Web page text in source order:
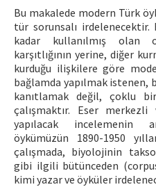
Bu makalede modern Türk
tür sorunsalı
kadar kullanılmış olan
karşıtlığının yerine, diğer
kurduğu ilişkilere göre
bağlamda yapılmak istenen,
kanıtlamak değil, çoklu
çalışmaktır. Eser
yapılacak incelemenin
öykümüzün 1890-1950
çalışmada, biyolojinin
gibi ilgili bütünceden
kimi yazar ve öyküler